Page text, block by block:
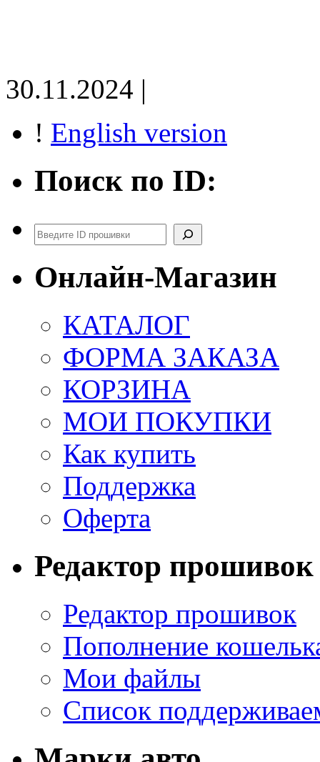
30.11.2024 |
! English version
Поиск по ID:
Поиск
Онлайн-Магазин
КАТАЛОГ
ФОРМА ЗАКАЗА
КОРЗИНА
МОИ ПОКУПКИ
Как купить
Поддержка
Оферта
Редактор прошивок
Редактор прошивок
Пополнение
Мои файлы
Список